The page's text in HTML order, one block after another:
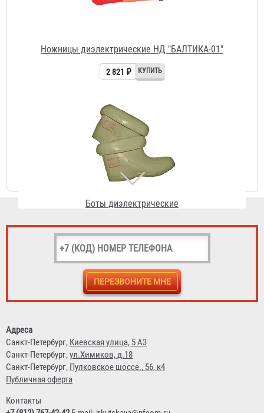
2 821 ₽
Боты диэлектрические
1 652 ₽
Перчатки диэлектрические (шовные)
Адреса
Санкт-Петербург, Киевская улица, 5 А3
Санкт-Петербург,ул.Химиков, д.18
Санкт-Петербург, Пулковское шоссе., 56, к4
Публичная оферта
Контакты